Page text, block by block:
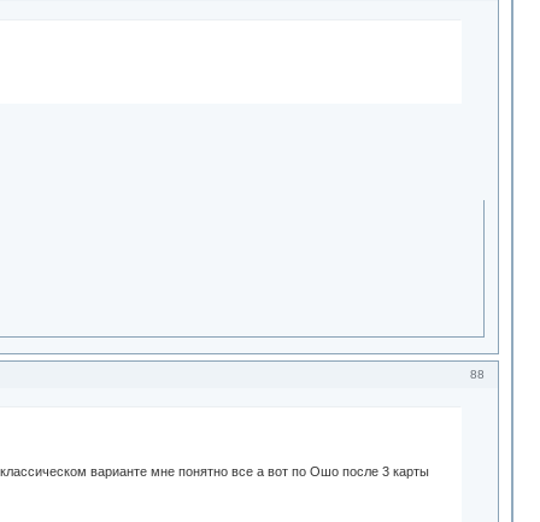
88
варианте мне понятно все а вот по Ошо после 3 карты